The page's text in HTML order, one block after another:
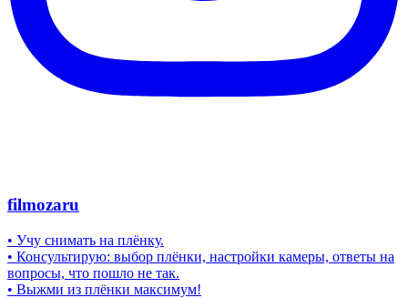
filmozaru
• Учу снимать на плёнку.
• Консультирую: выбор плёнки, настройки камеры, ответы на
вопросы, что пошло не так.
• Выжми из плёнки максимум!